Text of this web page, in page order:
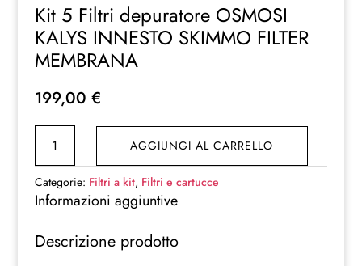
Kit 5 Filtri depuratore OSMOSI
KALYS INNESTO SKIMMO FILTER
MEMBRANA
199,00 €
Filtri
depuratore
KALYS
AGGIUNGI AL CARRELLO
Categorie: Filtri a kit, Filtri e cartucce
Informazioni aggiuntive
Descrizione prodotto